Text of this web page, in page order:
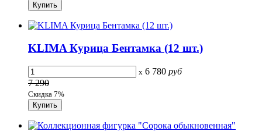
KLIMA Курица Бентамка (12 шт.)
x 6 780 руб
7 290
Скидка 7%